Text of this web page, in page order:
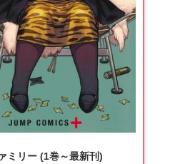
ミリー (1巻～最新刊)